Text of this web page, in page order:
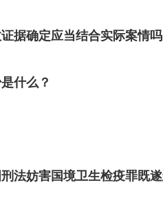
据确定应当结合实际案情
什么？
法妨害国境卫生检疫罪既